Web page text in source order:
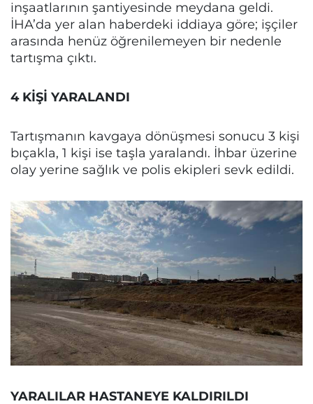
inşaatlarının şantiyesinde meydana geldi.
İHA’da yer alan haberdeki iddiaya göre; işçiler
arasında henüz öğrenilemeyen bir nedenle
tartışma çıktı.
4 KİŞİ YARALANDI
Tartışmanın kavgaya dönüşmesi sonucu 3 kişi
bıçakla, 1 kişi ise taşla yaralandı. İhbar üzerine
olay yerine sağlık ve polis ekipleri sevk edildi.
YARALILAR HASTANEYE KALDIRILDI